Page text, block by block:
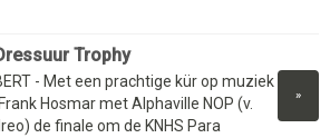
Trophy
»
- Met een prachtige kür op muziek
Hosmar met Alphaville NOP (v.
de finale om de KNHS Para